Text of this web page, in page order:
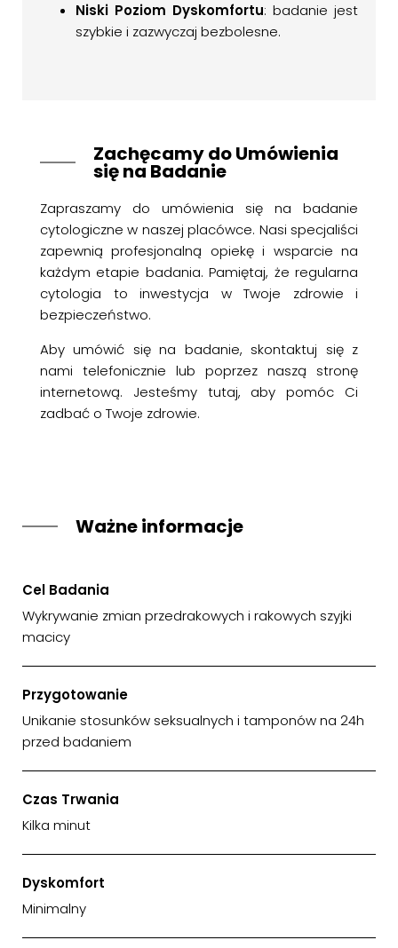
Niski Poziom Dyskomfortu: badanie jest
szybkie i zazwyczaj bezbolesne.
Zachęcamy do Umówienia
się na Badanie
Zapraszamy do umówienia się na badanie
cytologiczne w naszej placówce. Nasi specjaliści
zapewnią profesjonalną opiekę i wsparcie na
każdym etapie badania. Pamiętaj, że regularna
cytologia to inwestycja w Twoje zdrowie i
bezpieczeństwo.
Aby umówić się na badanie, skontaktuj się z
nami telefonicznie lub poprzez naszą stronę
internetową. Jesteśmy tutaj, aby pomóc Ci
zadbać o Twoje zdrowie.
Ważne informacje
Cel Badania
Wykrywanie zmian przedrakowych i rakowych szyjki
macicy
Przygotowanie
Unikanie stosunków seksualnych i tamponów na 24h
przed badaniem
Czas Trwania
Kilka minut
Dyskomfort
Minimalny